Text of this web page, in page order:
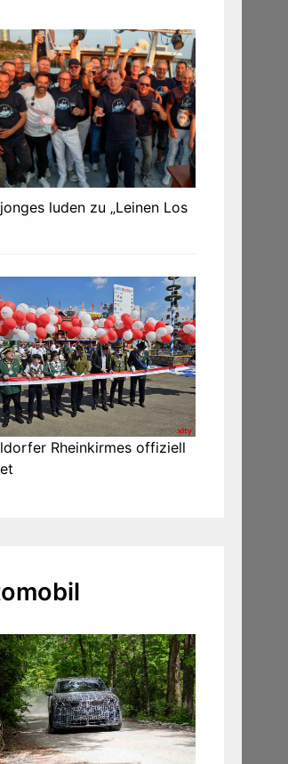
luden zu „Leinen Los
Rheinkirmes offiziell